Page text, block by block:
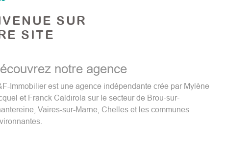
SUR
SITE
notre agence
Immobilier est une agence indépendante crée par Mylène
et Franck Caldirola sur le secteur de Brou-sur-
Vaires-sur-Marne, Chelles et les communes